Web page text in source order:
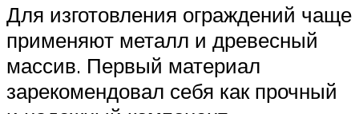
Для изготовления ограждений чаще
применяют металл и древесный
массив. Первый материал
зарекомендовал себя как прочный